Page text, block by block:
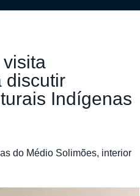
discutir
Indígenas
do Médio Solimões, interior